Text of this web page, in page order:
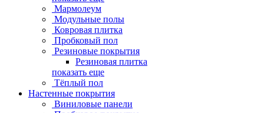
Мармолеум
Модульные полы
Ковровая плитка
Пробковый пол
Резиновые покрытия
Резиновая плитка
показать еще
Тёплый пол
Настенные покрытия
Виниловые панели